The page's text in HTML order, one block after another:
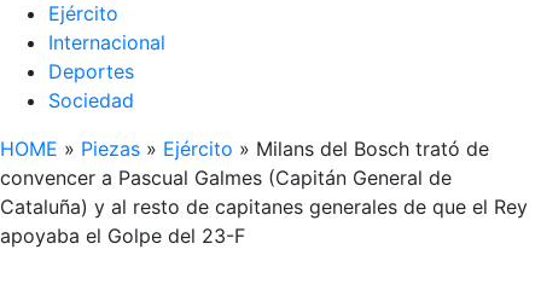
Ejército
Internacional
Deportes
Sociedad
HOME » Piezas » Ejército » Milans del Bosch trató de
convencer a Pascual Galmes (Capitán General de
Cataluña) y al resto de capitanes generales de que el Rey
apoyaba el Golpe del 23-F